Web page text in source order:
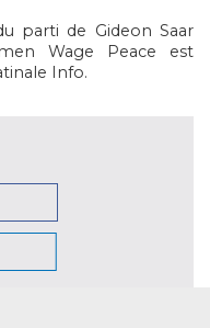
parti de Gideon Saar
Wage Peace est
Info.